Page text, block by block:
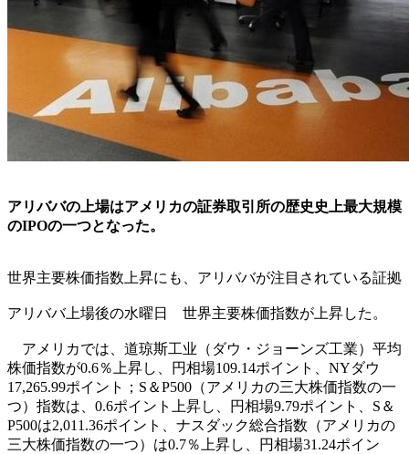
アリババの上場はアメリカの証券取引所の歴史史上最大規模
のIPOの一つとなった。
世界主要株価指数上昇にも、アリババが注目されている証拠
アリババ上場後の水曜日 世界主要株価指数が上昇した。
アメリカでは、道琼斯工业（ダウ・ジョーンズ工業）平均
株価指数が0.6％上昇し、円相場109.14ポイント、NYダウ
17,265.99ポイント；S＆P500（アメリカの三大株価指数の一
つ）指数は、0.6ポイント上昇し、円相場9.79ポイント、S＆
P500は2,011.36ポイント、ナスダック総合指数（アメリカの
三大株価指数の一つ）は0.7％上昇し、円相場31.24ポイン